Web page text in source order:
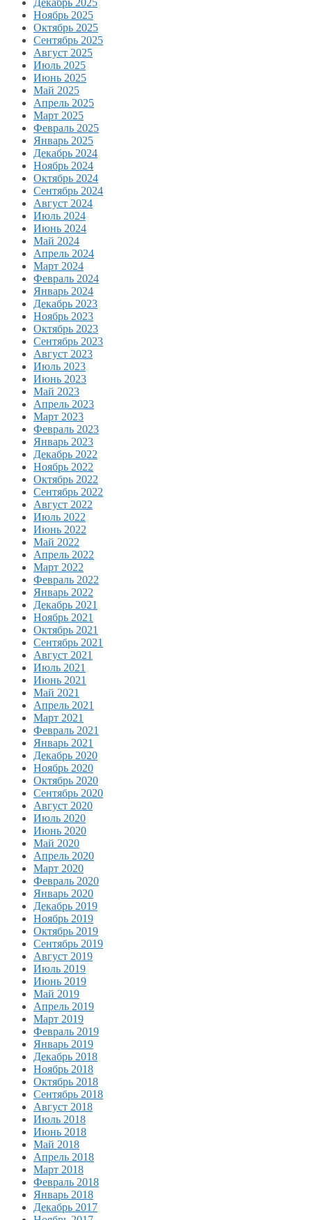
Декабрь 2025
Ноябрь 2025
Октябрь 2025
Сентябрь 2025
Август 2025
Июль 2025
Июнь 2025
Май 2025
Апрель 2025
Март 2025
Февраль 2025
Январь 2025
Декабрь 2024
Ноябрь 2024
Октябрь 2024
Сентябрь 2024
Август 2024
Июль 2024
Июнь 2024
Май 2024
Апрель 2024
Март 2024
Февраль 2024
Январь 2024
Декабрь 2023
Ноябрь 2023
Октябрь 2023
Сентябрь 2023
Август 2023
Июль 2023
Июнь 2023
Май 2023
Апрель 2023
Март 2023
Февраль 2023
Январь 2023
Декабрь 2022
Ноябрь 2022
Октябрь 2022
Сентябрь 2022
Август 2022
Июль 2022
Июнь 2022
Май 2022
Апрель 2022
Март 2022
Февраль 2022
Январь 2022
Декабрь 2021
Ноябрь 2021
Октябрь 2021
Сентябрь 2021
Август 2021
Июль 2021
Июнь 2021
Май 2021
Апрель 2021
Март 2021
Февраль 2021
Январь 2021
Декабрь 2020
Ноябрь 2020
Октябрь 2020
Сентябрь 2020
Август 2020
Июль 2020
Июнь 2020
Май 2020
Апрель 2020
Март 2020
Февраль 2020
Январь 2020
Декабрь 2019
Ноябрь 2019
Октябрь 2019
Сентябрь 2019
Август 2019
Июль 2019
Июнь 2019
Май 2019
Апрель 2019
Март 2019
Февраль 2019
Январь 2019
Декабрь 2018
Ноябрь 2018
Октябрь 2018
Сентябрь 2018
Август 2018
Июль 2018
Июнь 2018
Май 2018
Апрель 2018
Март 2018
Февраль 2018
Январь 2018
Декабрь 2017